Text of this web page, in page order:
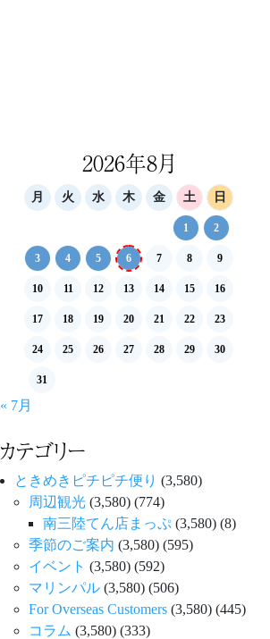
2026年8月
月 火 水 木 金 土 日
1 2
3 4 5 6 7 8 9
10 11 12 13 14 15 16
17 18 19 20 21 22 23
24 25 26 27 28 29 30
31
« 7月
カテゴリー
ときめきピチピチ便り (3,580)
周辺観光 (3,580) (774)
南三陸てん店まっぷ (3,580) (8)
季節のご案内 (3,580) (595)
イベント (3,580) (592)
マリンパル (3,580) (506)
For Overseas Customers (3,580) (445)
コラム (3,580) (333)